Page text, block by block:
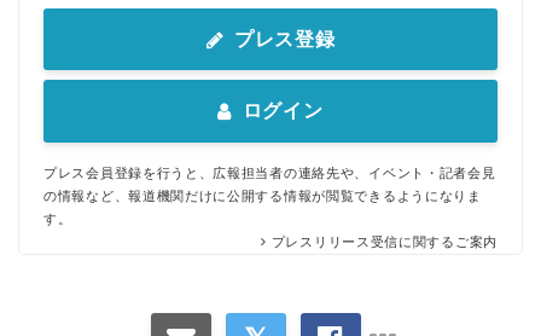
プレス登録
ログイン
プレス会員登録を行うと、広報担当者の連絡先や、イベント・記者会見
の情報など、報道機関だけに公開する情報が閲覧できるようになりま
す。
プレスリリース受信に関するご案内